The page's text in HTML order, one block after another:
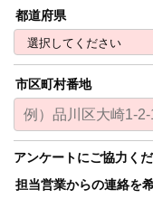
都道府県
市区町村番地
アンケートにご協力く
担当営業からの連絡を